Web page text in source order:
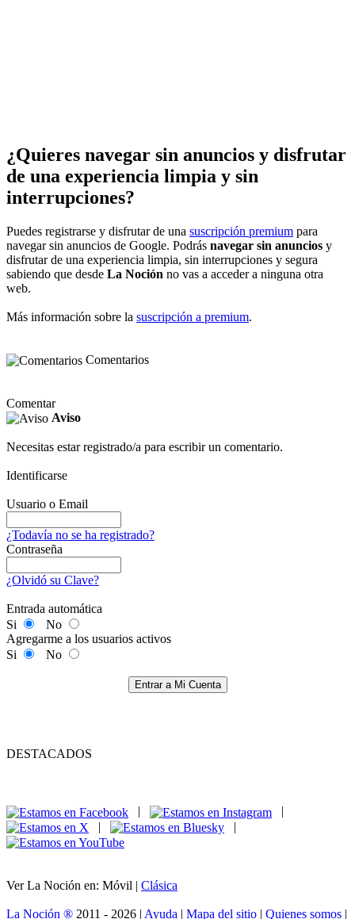
¿Quieres navegar sin anuncios y disfrutar
de una experiencia limpia y sin
interrupciones?
Puedes registrarse y disfrutar de una suscripción premium para
navegar sin anuncios de Google. Podrás navegar sin anuncios y
disfrutar de una experiencia limpia, sin interrupciones y segura
sabiendo que desde La Noción no vas a acceder a ninguna otra
web.
Más información sobre la suscripción a premium.
Comentarios
Comentar
Aviso
Necesitas estar registrado/a para escribir un comentario.
Identificarse
Usuario o Email
¿Todavía no se ha registrado?
Contraseña
¿Olvidó su Clave?
Entrada automática
Si
No
Agregarme a los usuarios activos
Si
No
Entrar a Mi Cuenta
DESTACADOS
|
|
Ver La Noción en: Móvil | Clásica
La Noción ® 2011 - 2026 | Ayuda | Mapa del sitio | Quienes somos |